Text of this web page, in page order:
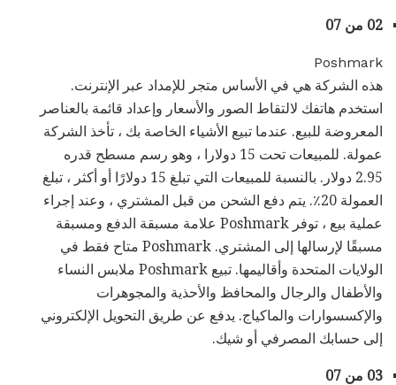
02 من 07
Poshmark
هذه الشركة هي في الأساس متجر للإمداد عبر الإنترنت.
استخدم هاتفك لالتقاط الصور والأسعار وإعداد قائمة بالعناصر
المعروضة للبيع. عندما تبيع الأشياء الخاصة بك ، تأخذ الشركة
عمولة. للمبيعات تحت 15 دولارا ، وهو رسم مسطح قدره
2.95 دولار. بالنسبة للمبيعات التي تبلغ 15 دولارًا أو أكثر ، تبلغ
العمولة 20٪. يتم دفع الشحن من قبل المشتري ، وعند إجراء
عملية بيع ، توفر Poshmark علامة مسبقة الدفع ومسبقة
مسبقًا لإرسالها إلى المشتري. Poshmark متاح فقط في
الولايات المتحدة وأقاليمها. تبيع Poshmark ملابس النساء
والأطفال والرجال والمحافظ والأحذية والمجوهرات
والإكسسوارات والماكياج. يدفع عن طريق التحويل الإلكتروني
إلى حسابك المصرفي أو شيك.
03 من 07